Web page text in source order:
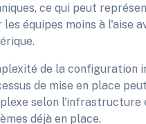
ce qui peut
les équipes moins à l'aise
de la configuration
de mise en place
selon l'infrastructure
déjà en place.